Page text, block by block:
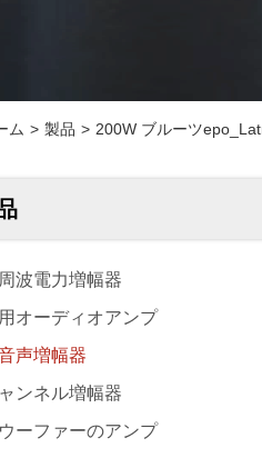
ム > 製品 > 200W ブルーツ
波電力増幅器
オーディオアンプ
声増幅器
ンネル増幅器
ーファーのアンプ